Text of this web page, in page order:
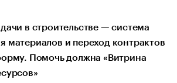
в строительстве — система
материалов и переход контрактов
Помочь должна «Витрина